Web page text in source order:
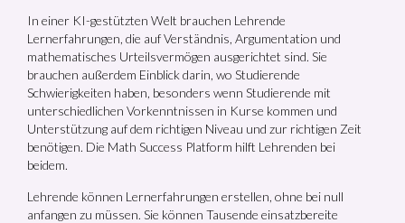
In einer KI-gestützten Welt brauchen Lehrende
Lernerfahrungen, die auf Verständnis, Argumentation und
mathematisches Urteilsvermögen ausgerichtet sind. Sie
brauchen außerdem Einblick darin, wo Studierende
Schwierigkeiten haben, besonders wenn Studierende mit
unterschiedlichen Vorkenntnissen in Kurse kommen und
Unterstützung auf dem richtigen Niveau und zur richtigen Zeit
benötigen. Die Math Success Platform hilft Lehrenden bei
beidem.
Lehrende können Lernerfahrungen erstellen, ohne bei null
anfangen zu müssen. Sie können Tausende einsatzbereite